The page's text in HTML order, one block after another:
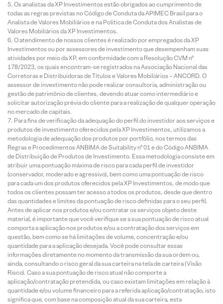
Os analistas da XP Investimentos estão obrigados ao cumprimento de
todas as regras previstas no Código de Conduta da APIMEC Brasil para o
Analista de Valores Mobiliários e na Política de Conduta dos Analistas de
Valores Mobiliários da XP Investimentos.
O atendimento de nossos clientes é realizado por empregados da XP
Investimentos ou por assessores de investimento que desempenham suas
atividades por meio da XP, em conformidade com a Resolução CVM nº
178/2023, os quais encontram-se registrados na Associação Nacional das
Corretoras e Distribuidoras de Títulos e Valores Mobiliários – ANCORD. O
assessor de investimento não pode realizar consultoria, administração ou
gestão de patrimônio de clientes, devendo atuar como intermediário e
solicitar autorização prévia do cliente para a realização de qualquer operação
no mercado de capitais.
Para fins de verificação da adequação do perfil do investidor aos serviços e
produtos de investimento oferecidos pela XP Investimentos, utilizamos a
metodologia de adequação dos produtos por portfólio, nos termos das
Regras e Procedimentos ANBIMA de Suitability nº 01 e do Código ANBIMA
de Distribuição de Produtos de Investimento. Essa metodologia consiste em
atribuir uma pontuação máxima de risco para cada perfil de investidor
(conservador, moderado e agressivo), bem como uma pontuação de risco
para cada um dos produtos oferecidos pela XP Investimentos, de modo que
todos os clientes possam ter acesso a todos os produtos, desde que dentro
das quantidades e limites da pontuação de risco definidas para o seu perfil.
Antes de aplicar nos produtos e/ou contratar os serviços objeto deste
material, é importante que você verifique se a sua pontuação de risco atual
comporta a aplicação nos produtos e/ou a contratação dos serviços em
questão, bem como se há limitações de volume, concentração e/ou
quantidade para a aplicação desejada. Você pode consultar essas
informações diretamente no momento da transmissão da sua ordem ou,
ainda, consultando o risco geral da sua carteira na tela de carteira (Visão
Risco). Caso a sua pontuação de risco atual não comporte a
aplicação/contratação pretendida, ou caso existam limitações em relação à
quantidade e/ou volume financeiro para a referida aplicação/contratação, isto
significa que, com base na composição atual da sua carteira, esta